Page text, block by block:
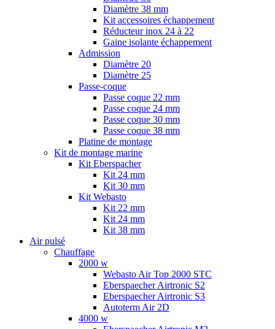
Diamètre 38 mm
Kit accessoires échappement
Réducteur inox 24 à 22
Gaine isolante échappement
Admission
Diamètre 20
Diamètre 25
Passe-coque
Passe coque 22 mm
Passe coque 24 mm
Passe coque 30 mm
Passe coque 38 mm
Platine de montage
Kit de montage marine
Kit Eberspacher
Kit 24 mm
Kit 30 mm
Kit Webasto
Kit 22 mm
Kit 24 mm
Kit 38 mm
Air pulsé
Chauffage
2000 w
Webasto Air Top 2000 STC
Eberspaecher Airtronic S2
Eberspaecher Airtronic S3
Autoterm Air 2D
4000 w